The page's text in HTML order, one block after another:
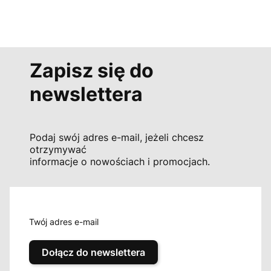
Zapisz się do
newslettera
Podaj swój adres e-mail, jeżeli chcesz
otrzymywać
informacje o nowościach i promocjach.
Twój adres e-mail
Dołącz do newslettera